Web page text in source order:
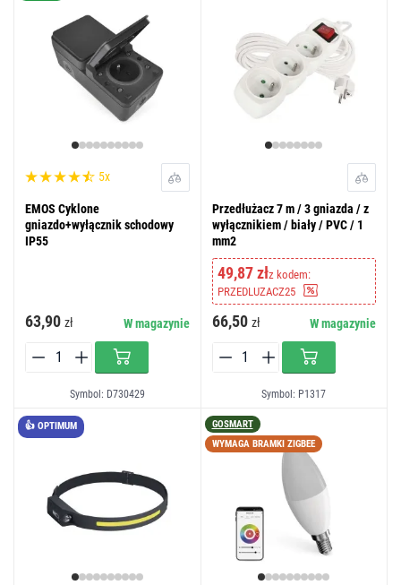
5x
EMOS Cyklone
gniazdo+wyłącznik schodowy
IP55
63,90 zł W magazynie
Symbol: D730429
Przedłużacz 7 m / 3 gniazda / z
wyłącznikiem / biały / PVC / 1
mm2
49,87 złz kodem:
PRZEDLUZACZ25
66,50 zł W magazynie
Symbol: P1317
👍 OPTIMUM
GOSMART
WYMAGA BRAMKI ZIGBEE